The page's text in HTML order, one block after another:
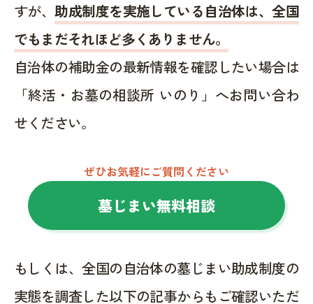
すが、助成制度を実施している自治体は、全国
でもまだそれほど多くありません。
自治体の補助金の最新情報を確認したい場合は
「終活・お墓の相談所 いのり」へお問い合わ
せください。
ぜひお気軽にご質問ください
墓じまい無料相談
もしくは、全国の自治体の墓じまい助成制度の
実態を調査した以下の記事からもご確認いただ